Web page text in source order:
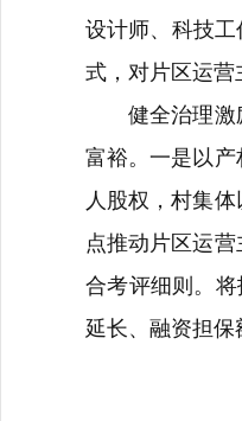
设计师、科技
式，对片区运
健全治理激励
富裕。一是以
人股权，村集
点推动片区运
合考评细则。
延长、融资担